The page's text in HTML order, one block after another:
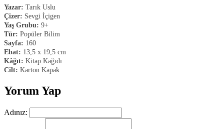
Yazar: Tarık Uslu
Çizer: Sevgi İçigen
Yaş Grubu: 9+
Tür: Popüler Bilim
Sayfa: 160
Ebat: 13,5 x 19,5 cm
Kâğıt: Kitap Kağıdı
Cilt: Karton Kapak
Yorum Yap
Adınız: